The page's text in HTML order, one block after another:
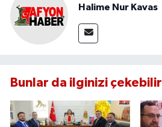
Halime Nur Kavas
Bunlar da ilginizi çekebilir